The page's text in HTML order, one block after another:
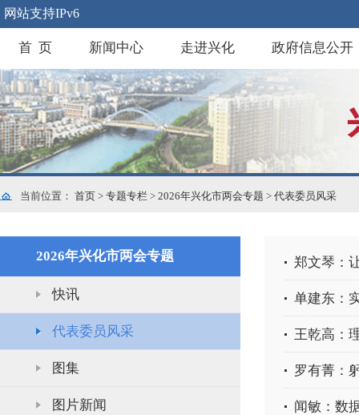
网站支持IPv6
首 页 新闻中心 走进兴化 政府信息公开
当前位置： 首页 > 专题专栏 > 2026年兴化市两会专题 > 代表委员风采
2026年兴化市两会专题
快讯
代表委员风采
图集
图片新闻
郑文琴：
单建东：
王乾高：
罗有菁：
闻敏：数